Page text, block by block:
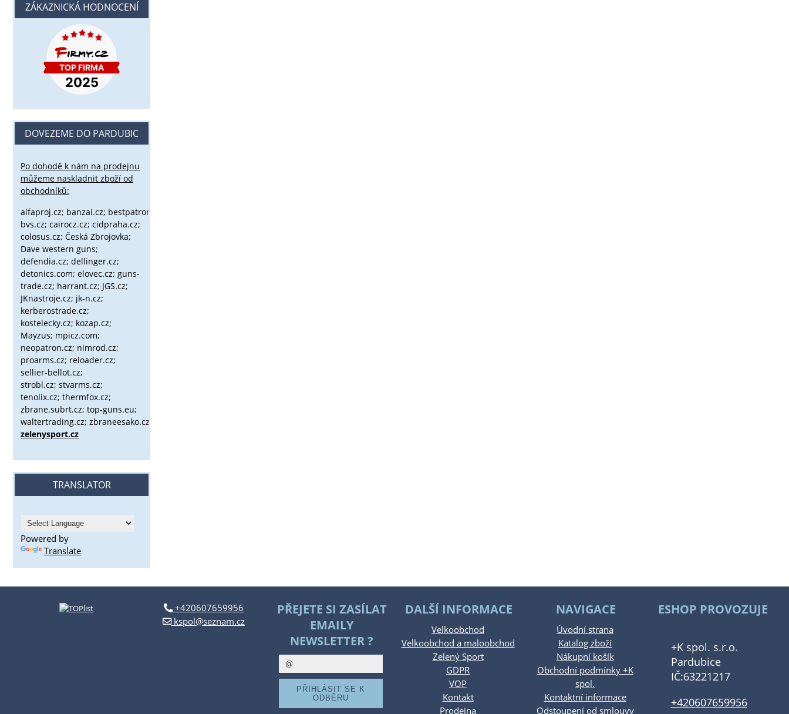
ZÁKAZNICKÁ HODNOCENÍ
DOVEZEME DO PARDUBIC
Po dohodě k nám na prodejnu
můžeme naskladnit zboží od
obchodníků:
alfaproj.cz; banzai.cz; bestpatron.eu;
bvs.cz; cairocz.cz; cidpraha.cz;
colosus.cz; Česká Zbrojovka;
Dave western guns;
defendia.cz; dellinger.cz;
detonics.com; elovec.cz; guns-
trade.cz; harrant.cz; JGS.cz;
JKnastroje.cz; jk-n.cz;
kerberostrade.cz;
kostelecky.cz; kozap.cz;
Mayzus; mpicz.com;
neopatron.cz; nimrod.cz;
proarms.cz; reloader.cz;
sellier-bellot.cz;
strobl.cz; stvarms.cz;
tenolix.cz; thermfox.cz;
zbrane.subrt.cz; top-guns.eu;
waltertrading.cz; zbraneesako.cz;
zelenysport.cz
TRANSLATOR
Powered by
Translate
+420607659956
kspol@seznam.cz
PŘEJETE SI ZASÍLAT
EMAILY
NEWSLETTER ?
DALŠÍ INFORMACE
Velkoobchod
Velkoobchod a maloobchod
Zelený Sport
GDPR
VOP
Kontakt
Prodejna
NAVIGACE
Úvodní strana
Katalog zboží
Nákupní košík
Obchodní podmínky +K
spol.
Kontaktní informace
Odstoupení od smlouvy
ESHOP PROVOZUJE
+K spol. s.r.o.
Pardubice
IČ:63221217
+420607659956